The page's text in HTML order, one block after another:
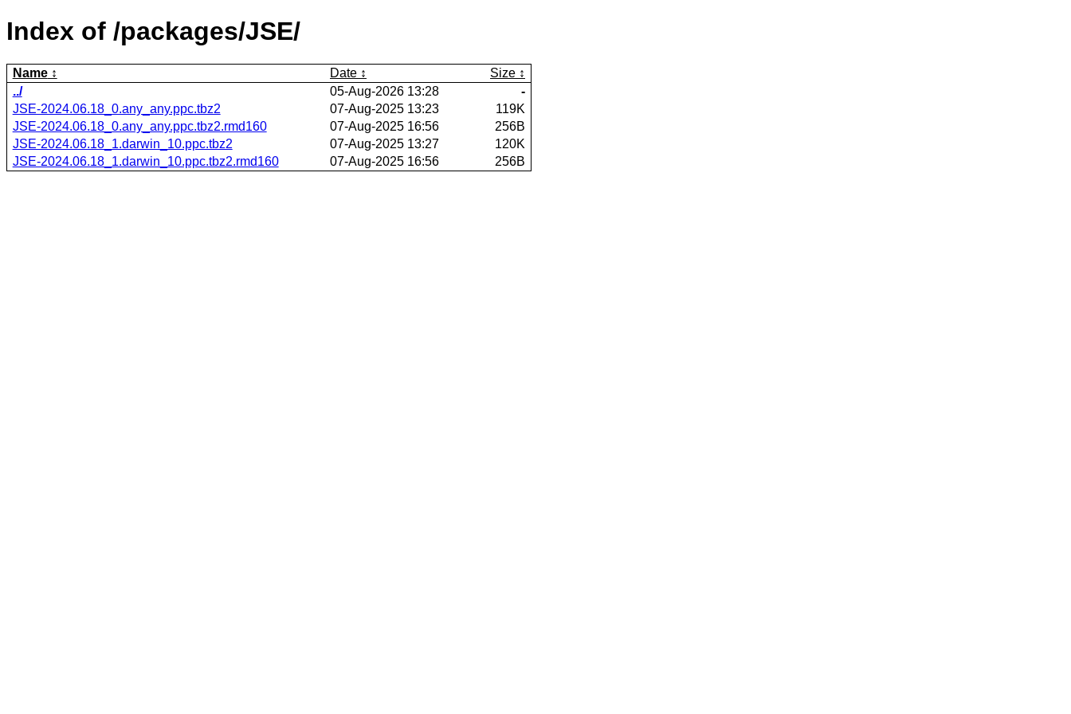
Index of /packages/JSE/
Name Date
Size
../
05-Aug-2026 13:28
-
JSE-2024.06.18_0.any_any.ppc.tbz2
07-Aug-2025 13:23
119K
JSE-2024.06.18_0.any_any.ppc.tbz2.rmd160
07-Aug-2025 16:56
256B
JSE-2024.06.18_1.darwin_10.ppc.tbz2
07-Aug-2025 13:27
120K
JSE-2024.06.18_1.darwin_10.ppc.tbz2.rmd160
07-Aug-2025 16:56 256B